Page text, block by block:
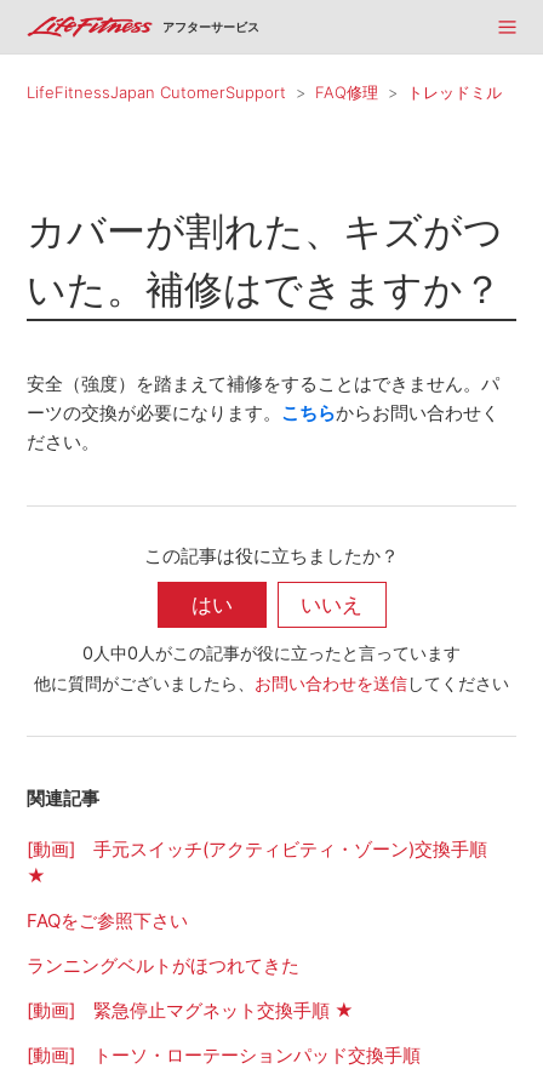
アフターサービス
LifeFitnessJapan CutomerSupport FAQ修理 トレッドミル
カバーが割れた、キズがつ
いた。補修はできますか？
安全（強度）を踏まえて補修をすることはできません。パ
ーツの交換が必要になります。 こちらからお問い合わせく
ださい。
この記事は役に立ちましたか？
0人中0人がこの記事が役に立ったと言っています
他に質問がございましたら、 お問い合わせを送信してください
関連記事
[動画] 手元スイッチ(アクティビティ・ゾーン)交換手順
★
FAQをご参照下さい
ランニングベルトがほつれてきた
[動画] 緊急停止マグネット交換手順 ★
[動画] トーソ・ローテーションパッド交換手順